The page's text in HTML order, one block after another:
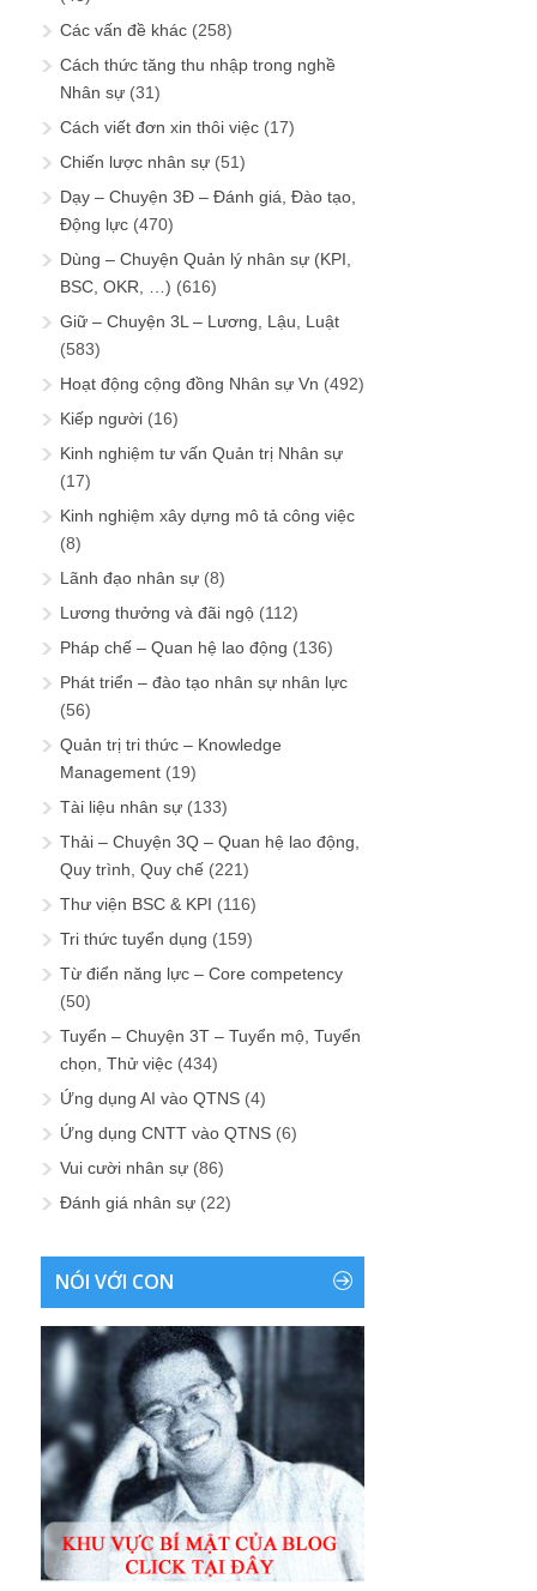
Các vấn đề khác (258)
Cách thức tăng thu nhập trong nghề
Nhân sự (31)
Cách viết đơn xin thôi việc (17)
Chiến lược nhân sự (51)
Dạy – Chuyện 3Đ – Đánh giá, Đào tạo,
Động lực (470)
Dùng – Chuyện Quản lý nhân sự (KPI,
BSC, OKR, …) (616)
Giữ – Chuyện 3L – Lương, Lậu, Luật
(583)
Hoạt động cộng đồng Nhân sự Vn (492)
Kiếp người (16)
Kinh nghiệm tư vấn Quản trị Nhân sự
(17)
Kinh nghiệm xây dựng mô tả công việc
(8)
Lãnh đạo nhân sự (8)
Lương thưởng và đãi ngộ (112)
Pháp chế – Quan hệ lao động (136)
Phát triển – đào tạo nhân sự nhân lực
(56)
Quản trị tri thức – Knowledge
Management (19)
Tài liệu nhân sự (133)
Thải – Chuyện 3Q – Quan hệ lao động,
Quy trình, Quy chế (221)
Thư viện BSC & KPI (116)
Tri thức tuyển dụng (159)
Từ điển năng lực – Core competency
(50)
Tuyển – Chuyện 3T – Tuyển mộ, Tuyển
chọn, Thử việc (434)
Ứng dụng AI vào QTNS (4)
Ứng dụng CNTT vào QTNS (6)
Vui cười nhân sự (86)
Đánh giá nhân sự (22)
NÓI VỚI CON